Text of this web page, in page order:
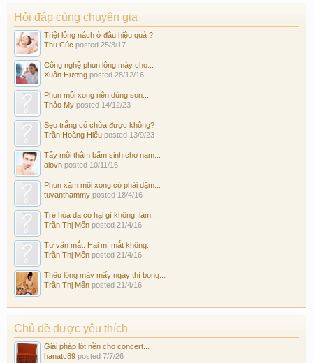
Hỏi đáp cùng chuyên gia
Triệt lông nách ở đâu hiệu quả ?
Thu Cúc posted 25/3/17
Công nghệ phun lông mày cho...
Xuân Hương posted 28/12/16
Phun môi xong nên dùng son...
Thảo My posted 14/12/23
Sẹo trắng có chữa được không?
Trần Hoàng Hiếu posted 13/9/23
Tẩy môi thâm bẩm sinh cho nam...
alovn posted 10/11/16
Phun xăm môi xong có phải dặm...
tuvanthammy posted 18/4/16
Trẻ hóa da có hại gì không, làm...
Trần Thị Mến posted 21/4/16
Tư vấn mắt: Hai mí mắt không...
Trần Thị Mến posted 21/4/16
Thêu lông mày mấy ngày thì bong...
Trần Thị Mến posted 21/4/16
Chủ đề được yêu thích
Giải pháp lót nền cho concert...
hanatc89 posted 7/7/26